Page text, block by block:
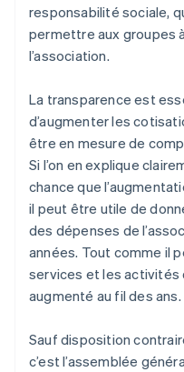
responsabilité sociale,
permettre aux groupes
l’association.
La transparence est
d’augmenter les
être en mesure de
Si l’on en explique
chance que
il peut être utile de
des dépenses de
années. Tout comme il
services et les activités
augmenté au fil des ans.
Sauf disposition
c’est l’assemblée